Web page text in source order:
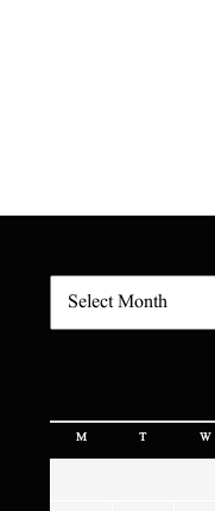
M T W